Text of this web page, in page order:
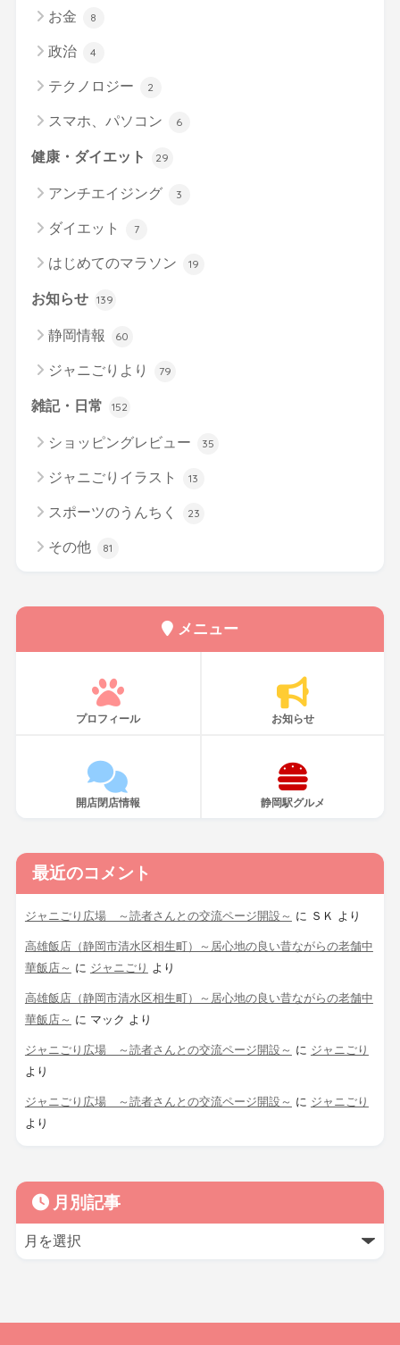
お金 8
政治 4
テクノロジー 2
スマホ、パソコン 6
健康・ダイエット 29
アンチエイジング 3
ダイエット 7
はじめてのマラソン 19
お知らせ 139
静岡情報 60
ジャニごりより 79
雑記・日常 152
ショッピングレビュー 35
ジャニごりイラスト 13
スポーツのうんちく 23
その他 81
メニュー
プロフィール お知らせ
開店閉店情報 静岡駅グルメ
最近のコメント
ジャニごり広場 ～読者さんとの交流ページ開設～ に ＳＫ より
高雄飯店（静岡市清水区相生町）～居心地の良い昔ながらの老舗中
華飯店～ に ジャニごり より
高雄飯店（静岡市清水区相生町）～居心地の良い昔ながらの老舗中
華飯店～ に マック より
ジャニごり広場 ～読者さんとの交流ページ開設～ に ジャニごり
より
ジャニごり広場 ～読者さんとの交流ページ開設～ に ジャニごり
より
月別記事